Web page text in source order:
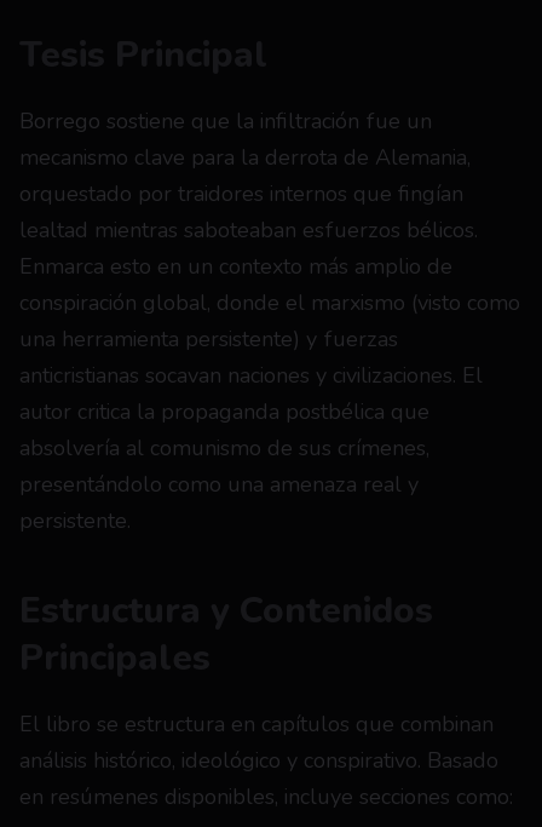
Borrego sostiene que la infiltración fue un
mecanismo clave para la derrota de Alemania,
orquestado por traidores internos que fingían
lealtad mientras saboteaban esfuerzos bélicos.
Enmarca esto en un contexto más amplio de
conspiración global, donde el marxismo (visto como
una herramienta persistente) y fuerzas
anticristianas socavan naciones y civilizaciones. El
autor critica la propaganda postbélica que
absolvería al comunismo de sus crímenes,
presentándolo como una amenaza real y
persistente.
El libro se estructura en capítulos que combinan
análisis histórico, ideológico y conspirativo. Basado
en resúmenes disponibles, incluye secciones como: